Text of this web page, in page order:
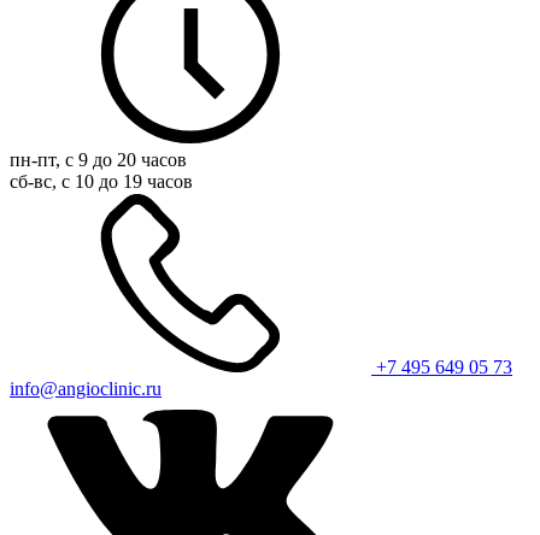
пн-пт, с 9 до 20 часов
сб-вс, с 10 до 19 часов
+7 495 649 05 73
info@angioclinic.ru